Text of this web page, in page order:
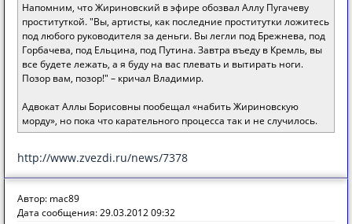
Напомним, что Жириновский в эфире обозвал Аллу Пугачеву
проституткой. "Вы, артисты, как последние проститутки ложитесь
под любого руководителя за деньги. Вы легли под Брежнева, под
Горбачева, под Ельцина, под Путина. Завтра въеду в Кремль, вы
все будете лежать, а я буду на вас плевать и вытирать ноги.
Позор вам, позор!" – кричал Владимир.
Адвокат Аллы Борисовны пообещал «набить Жириновскую
морду», но пока что карательного процесса так и не случилось.
http://www.zvezdi.ru/news/7378
Автор: mac89
Дата сообщения: 29.03.2012 09:32